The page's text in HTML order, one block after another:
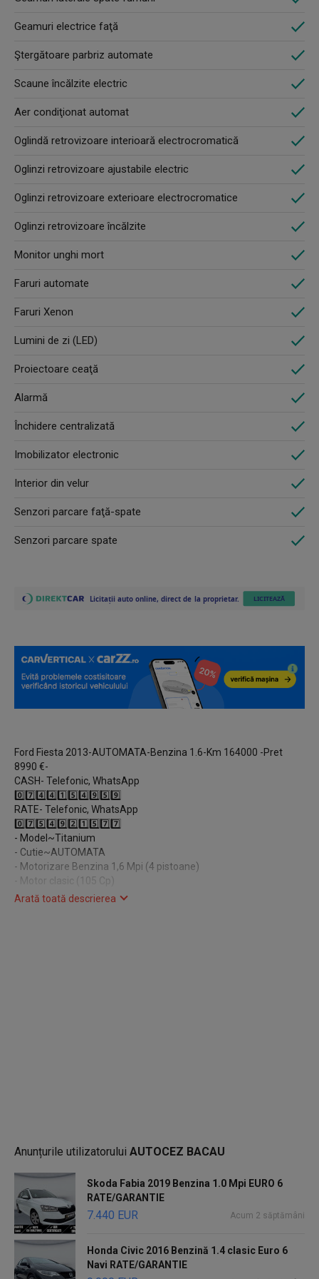
Geamuri electrice faţă
Ştergătoare parbriz automate
Scaune încălzite electric
Aer condiţionat automat
Oglindă retrovizoare interioară electrocromatică
Oglinzi retrovizoare ajustabile electric
Oglinzi retrovizoare exterioare electrocromatice
Oglinzi retrovizoare încălzite
Monitor unghi mort
Faruri automate
Faruri Xenon
Lumini de zi (LED)
Proiectoare ceaţă
Alarmă
Închidere centralizată
Imobilizator electronic
Interior din velur
Senzori parcare faţă-spate
Senzori parcare spate
Ford Fiesta 2013-AUTOMATA-Benzina 1.6-Km 164000 -Pret
8990 €-
CASH- Telefonic, WhatsApp
0️⃣7️⃣4️⃣4️⃣1️⃣5️⃣4️⃣9️⃣5️⃣9️⃣
RATE- Telefonic, WhatsApp
0️⃣7️⃣5️⃣4️⃣9️⃣2️⃣1️⃣5️⃣7️⃣7️⃣
- Model~Titanium
- Cutie~AUTOMATA
- Motorizare Benzina 1,6 Mpi (4 pistoane)
- Motor clasic (105 Cp)
- Fab.2013
- Faruri lupa
- Jante aliaj originale
- Intrare auxiliară + usb
- Radio CD MP3
- Lumini ambientale
- Cauciucuri noi M+S
— Pot fi unele erori in descriere. Pentru validarea informatiilor va
Arată toată descrierea
Anunțurile utilizatoruluiAUTOCEZ BACAU
Skoda Fabia 2019 Benzina 1.0 Mpi EURO 6
RATE/GARANTIE
7.440 EUR Acum 2 săptămâni
Honda Civic 2016 Benzină 1.4 clasic Euro 6
Navi RATE/GARANTIE